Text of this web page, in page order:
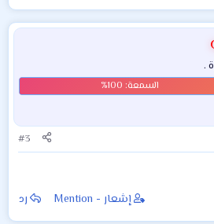
.
#3
إشعار - Mention رد